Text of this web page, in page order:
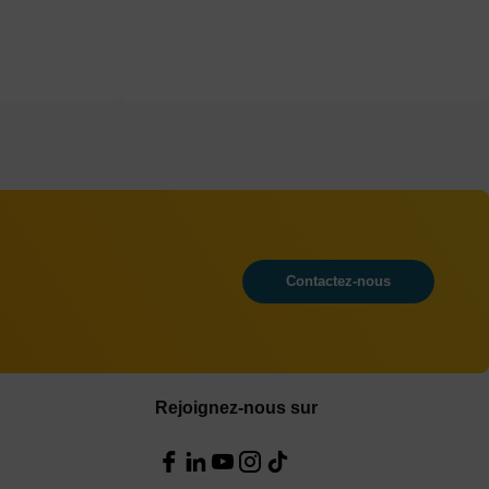
Contactez-nous
Rejoignez-nous sur